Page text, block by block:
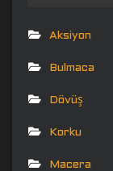
Aksiyon
Bulmaca
Dövüş
Korku
Macera